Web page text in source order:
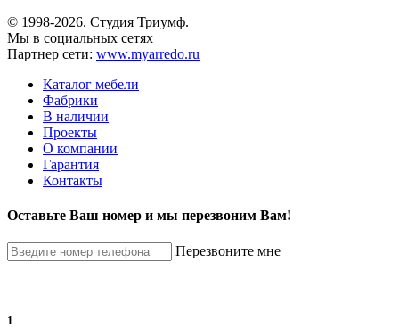
© 1998-2026. Студия Триумф.
Мы в социальных сетях
Партнер сети: www.myarredo.ru
Каталог мебели
Фабрики
В наличии
Проекты
О компании
Гарантия
Контакты
Оставьте Ваш номер и мы перезвоним Вам!
Перезвоните мне
1